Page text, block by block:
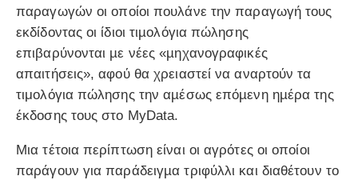
παραγωγών οι οποίοι πουλάνε την παραγωγή τους
εκδίδοντας οι ίδιοι τιµολόγια πώλησης
επιβαρύνονται µε νέες «µηχανογραφικές
απαιτήσεις», αφού θα χρειαστεί να αναρτούν τα
τιμολόγια πώλησης την αµέσως επόµενη ηµέρα της
έκδοσης τους στο MyData.
Μια τέτοια περίπτωση είναι οι αγρότες οι οποίοι
παράγουν για παράδειγµα τριφύλλι και διαθέτουν το